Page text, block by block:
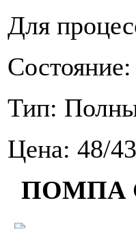
Для
Тип:
Цена: 48/
ПОМПА